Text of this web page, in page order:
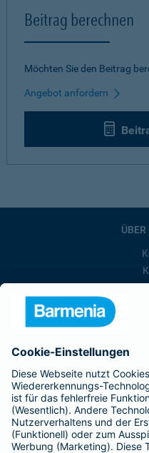
Beitrag berechnen
Möchten Sie den Beitrag
Angebot anfordern
Barmenia ist Teil
Kranken-